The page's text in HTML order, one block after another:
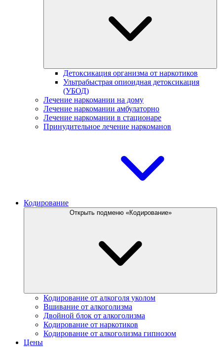
Детоксикация организма от наркотиков
Ультрабыстрая опиоидная детоксикация
(УБОД)
Лечение наркомании на дому
Лечение наркомании амбулаторно
Лечение наркомании в стационаре
Принудительное лечение наркоманов
Кодирование
Открыть подменю «Кодирование»
Кодирование от алкоголя уколом
Вшивание от алкоголизма
Двойной блок от алкоголизма
Кодирование от наркотиков
Кодирование от алкоголизма гипнозом
Цены